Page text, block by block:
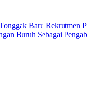
Baru Rekrutmen
Buruh Sebagai